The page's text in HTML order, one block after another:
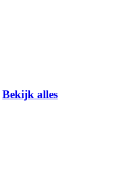
Bekijk alles